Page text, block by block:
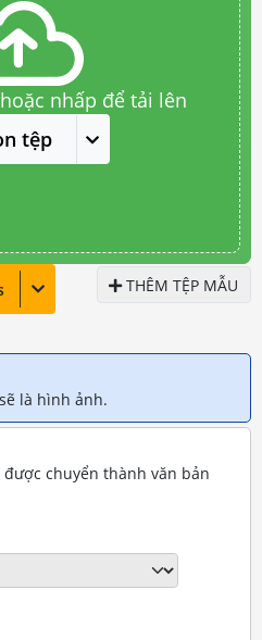
nhấp để tải lên
tệp
THÊM TỆP MẪU
là hình ảnh.
chuyển thành văn bản